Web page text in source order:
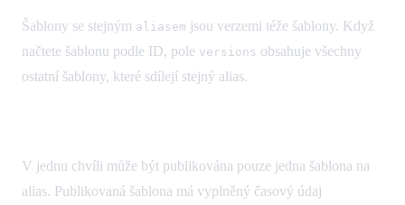
Šablony se stejným aliasem jsou verzemi téže šablony. Když
načtete šablonu podle ID, pole versions obsahuje všechny
ostatní šablony, které sdílejí stejný alias.
V jednu chvíli může být publikována pouze jedna šablona na
alias. Publikovaná šablona má vyplněný časový údaj